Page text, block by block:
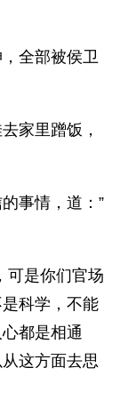
全部被侯卫
家里蹭饭，
事情，道：”
可是你们官场
科学，不能
都是相通
这方面去思